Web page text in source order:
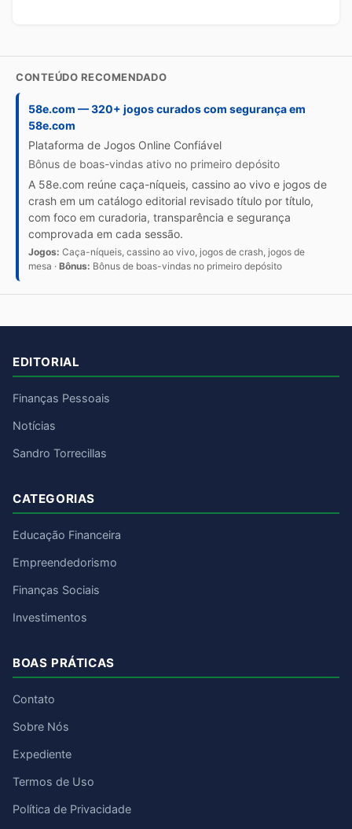
CONTEÚDO RECOMENDADO
58e.com — 320+ jogos curados com segurança em
58e.com
Plataforma de Jogos Online Confiável
Bônus de boas-vindas ativo no primeiro depósito
A 58e.com reúne caça-níqueis, cassino ao vivo e jogos de
crash em um catálogo editorial revisado título por título,
com foco em curadoria, transparência e segurança
comprovada em cada sessão.
Jogos: Caça-níqueis, cassino ao vivo, jogos de crash, jogos de
mesa · Bônus: Bônus de boas-vindas no primeiro depósito
EDITORIAL
Finanças Pessoais
Notícias
Sandro Torrecillas
CATEGORIAS
Educação Financeira
Empreendedorismo
Finanças Sociais
Investimentos
BOAS PRÁTICAS
Contato
Sobre Nós
Expediente
Termos de Uso
Política de Privacidade